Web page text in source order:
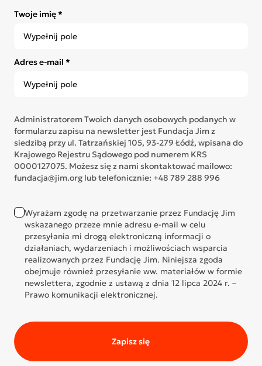
Twoje imię *
Adres e-mail *
Administratorem Twoich danych osobowych podanych w
formularzu zapisu na newsletter jest Fundacja Jim z
siedzibą przy ul. Tatrzańskiej 105, 93-279 Łódź, wpisana do
Krajowego Rejestru Sądowego pod numerem KRS
0000127075. Możesz się z nami skontaktować mailowo:
fundacja@jim.org lub telefonicznie: +48 789 288 996
Wyrażam zgodę na przetwarzanie przez Fundację Jim
wskazanego przeze mnie adresu e-mail w celu
przesyłania mi drogą elektroniczną informacji o
działaniach, wydarzeniach i możliwościach wsparcia
realizowanych przez Fundację Jim. Niniejsza zgoda
obejmuje również przesyłanie ww. materiałów w formie
newslettera, zgodnie z ustawą z dnia 12 lipca 2024 r. –
Prawo komunikacji elektronicznej.
Zapisz się